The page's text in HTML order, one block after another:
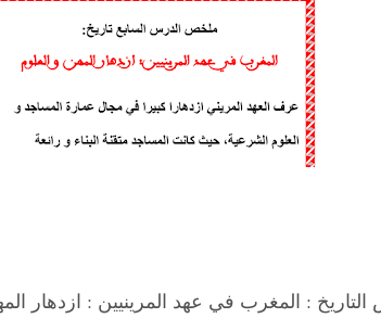
: المغرب في عهد المرينيين : ازدهار